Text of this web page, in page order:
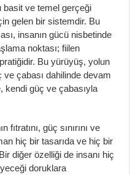
basit ve temel gerçeği
gelen bir sistemdir. Bu
insanın gücü nisbetinde
noktası; fiilen
Bu yürüyüş, yolun
ve çabası dahilinde devam
kendi güç ve çabasıyla
güç sınırını ve
hiç bir tasarıda ve hiç bir
diğer özelliği de insanı hiç
doruklara